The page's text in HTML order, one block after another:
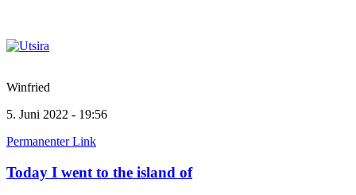
Winfried
5. Juni 2022 - 19:56
Permanenter Link
Today I went to the island of